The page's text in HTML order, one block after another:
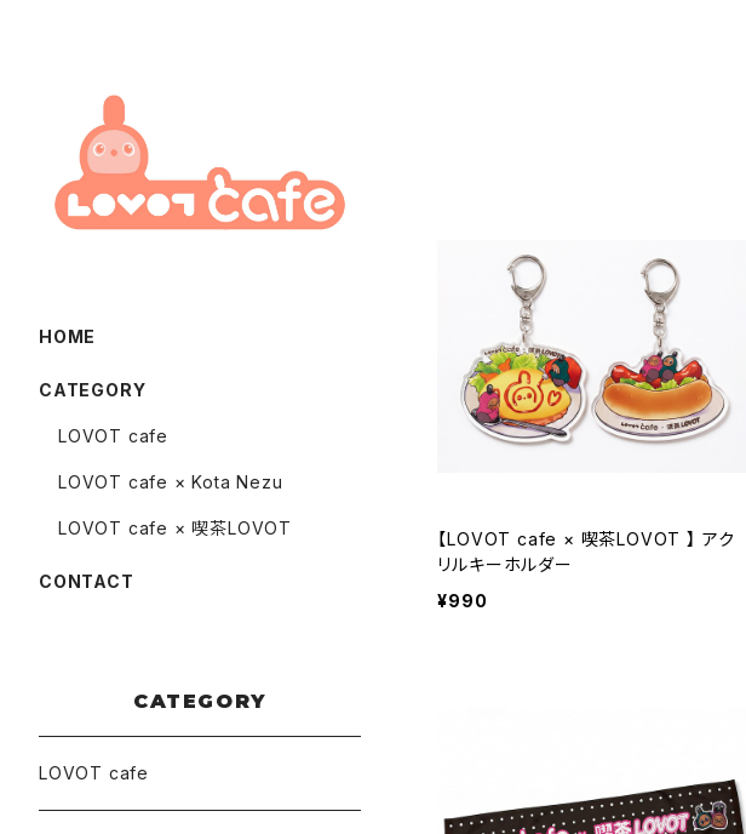
【LOVOT cafe × 喫茶LOVOT 】 アク
リルキーホルダー
¥990
HOME
CATEGORY
LOVOT cafe
LOVOT cafe × Kota Nezu
LOVOT cafe × 喫茶LOVOT
CONTACT
CATEGORY
LOVOT cafe